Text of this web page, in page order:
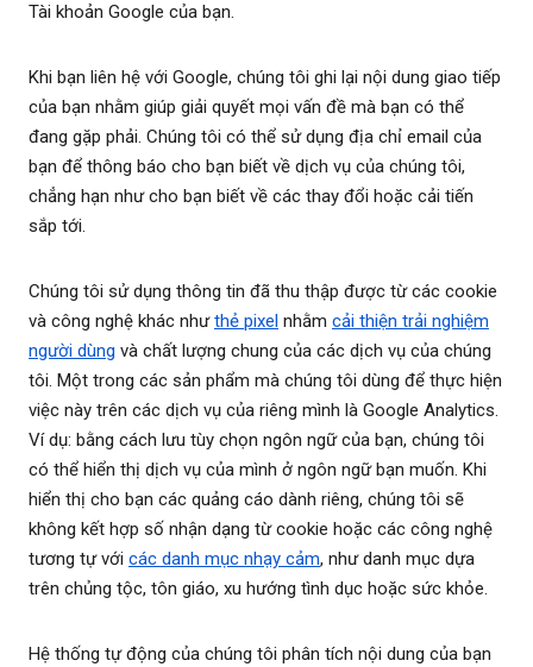
Tài khoản Google của bạn.
Khi bạn liên hệ với Google, chúng tôi ghi lại nội dung giao tiếp
của bạn nhằm giúp giải quyết mọi vấn đề mà bạn có thể
đang gặp phải. Chúng tôi có thể sử dụng địa chỉ email của
bạn để thông báo cho bạn biết về dịch vụ của chúng tôi,
chẳng hạn như cho bạn biết về các thay đổi hoặc cải tiến
sắp tới.
Chúng tôi sử dụng thông tin đã thu thập được từ các cookie
và công nghệ khác nhưthẻ pixel nhằm cải thiện trải nghiệm
người dùng và chất lượng chung của các dịch vụ của chúng
tôi. Một trong các sản phẩm mà chúng tôi dùng để thực hiện
việc này trên các dịch vụ của riêng mình là Google Analytics.
Ví dụ: bằng cách lưu tùy chọn ngôn ngữ của bạn, chúng tôi
có thể hiển thị dịch vụ của mình ở ngôn ngữ bạn muốn. Khi
hiển thị cho bạn các quảng cáo dành riêng, chúng tôi sẽ
không kết hợp số nhận dạng từ cookie hoặc các công nghệ
tương tự với các danh mục nhạy cảm, như danh mục dựa
trên chủng tộc, tôn giáo, xu hướng tình dục hoặc sức khỏe.
Hệ thống tự động của chúng tôi phân tích nội dung của bạn